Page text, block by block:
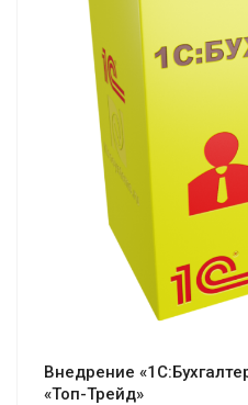
Смотреть
Внедрение
«Топ-Трейд»